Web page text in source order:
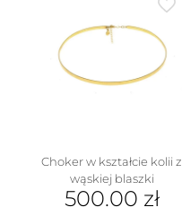
Choker w kształcie kolii z
wąskiej blaszki
500.00 zł